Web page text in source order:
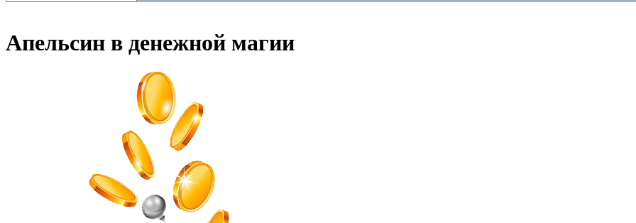
Апельсин в денежной магии